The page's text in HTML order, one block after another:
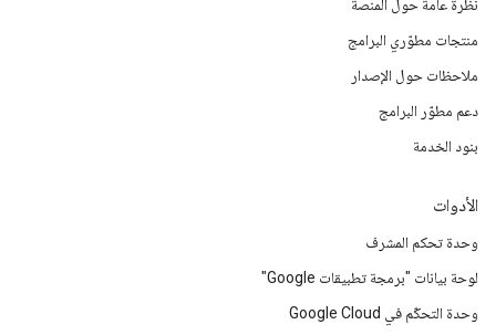
نظرة عامة حول المنصة
منتجات مطوّري البرامج
ملاحظات حول الإصدار
دعم مطوّر البرامج
بنود الخدمة
الأدوات
وحدة تحكم المشرف
لوحة بيانات "برمجة تطبيقات Google"
وحدة التحكّم في Google Cloud